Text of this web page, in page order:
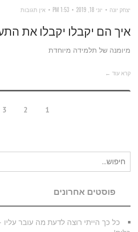
יצחק יונה יוני 18, 2019 1:53 PM אין תגובות
איך הם יקבלו יקבלו את
מיומנה של תלמידה מיוחדת
קרא עוד ←
1
2
3
עבור:
פוסטים אחרונים
כל כך הייתי רוצה לדעת מה עובר